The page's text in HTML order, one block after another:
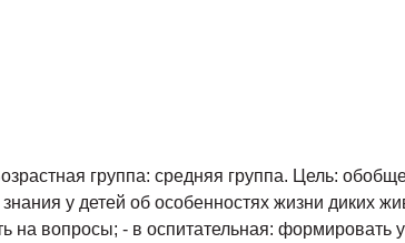
группа: средняя группа. Цель:
у детей об особенностях жизни диких
вопросы; - в оспитательная: формировать